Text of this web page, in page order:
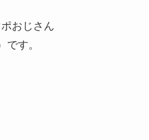
おじさん
です。